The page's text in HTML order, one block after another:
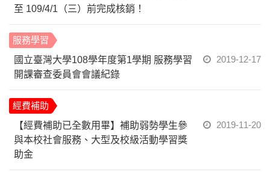
至 109/4/1（三）前完成核銷！
服務學習
國立臺灣大學108學年度第1學期 服務學習
開課審查委員會會議紀錄
2019-12-17
經費補助
【經費補助已全數用畢】補助弱勢學生參
與本校社會服務、大型及校級活動學習獎
助金
2019-11-20